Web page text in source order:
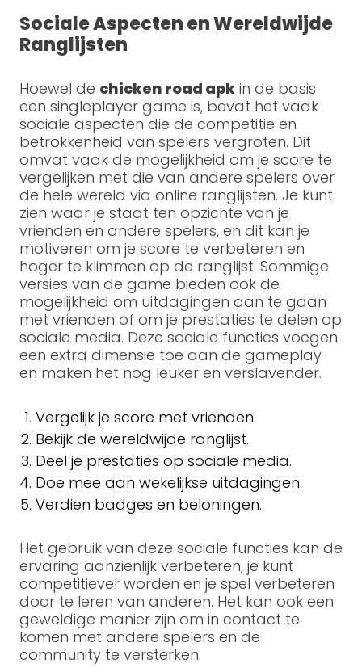
Sociale Aspecten en Wereldwijde
Ranglijsten
Hoewel de chicken road apkin de basis
een singleplayer game is, bevat het vaak
sociale aspecten die de competitie en
betrokkenheid van spelers vergroten. Dit
omvat vaak de mogelijkheid om je score te
vergelijken met die van andere spelers over
de hele wereld via online ranglijsten. Je kunt
zien waar je staat ten opzichte van je
vrienden en andere spelers, en dit kan je
motiveren om je score te verbeteren en
hoger te klimmen op de ranglijst. Sommige
versies van de game bieden ook de
mogelijkheid om uitdagingen aan te gaan
met vrienden of om je prestaties te delen op
sociale media. Deze sociale functies voegen
een extra dimensie toe aan de gameplay
en maken het nog leuker en verslavender.
Vergelijk je score met vrienden.
Bekijk de wereldwijde ranglijst.
Deel je prestaties op sociale media.
Doe mee aan wekelijkse uitdagingen.
Verdien badges en beloningen.
Het gebruik van deze sociale functies kan de
ervaring aanzienlijk verbeteren, je kunt
competitiever worden en je spel verbeteren
door te leren van anderen. Het kan ook een
geweldige manier zijn om in contact te
komen met andere spelers en de
community te versterken.